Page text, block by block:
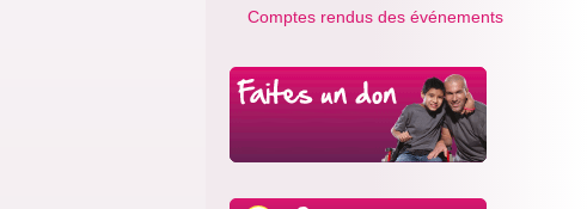
Comptes rendus des événements